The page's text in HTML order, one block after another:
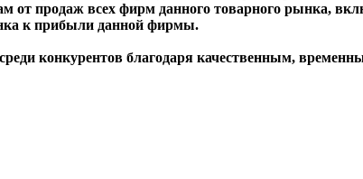
продаж всех фирм данного товарного рынка,
к прибыли данной фирмы.
конкурентов благодаря качественным,